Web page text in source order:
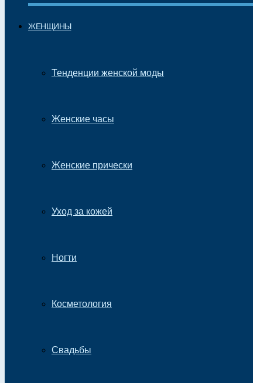
ЖЕНЩИНЫ
Тенденции женской моды
Женские часы
Женские прически
Уход за кожей
Ногти
Косметология
Свадьбы